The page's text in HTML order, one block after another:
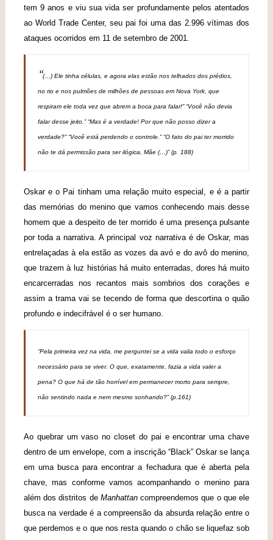
tem 9 anos e viu sua vida ser profundamente pelos atentados
ao World Trade Center, seu pai foi uma das 2.996 vítimas dos
ataques ocorridos em 11 de setembro de 2001.
“(…) Ele tinha células, e agora elas estão nos telhados dos prédios,
no rio e nos pulmões de milhões de pessoas em Nova York, que
respiram ele toda vez que abrem a boca para falar!” “Você não devia
falar desse jeito.” “Mas é a verdade! Por que não posso dizer a
verdade?” “Você está perdendo o controle.” “O fato do pai ter morrido
não te dá permissão para ser ilógica, Mãe (…)” (p. 188)
Oskar e o Pai tinham uma relação muito especial, e é a partir
das memórias do menino que vamos conhecendo mais desse
homem que a despeito de ter morrido é uma presença pulsante
por toda a narrativa. A principal voz narrativa é de Oskar, mas
entrelaçadas à ela estão as vozes da avó e do avô do menino,
que trazem à luz histórias há muito enterradas, dores há muito
encarcerradas nos recantos mais sombrios dos corações e
assim a trama vai se tecendo de forma que descortina o quão
profundo e indecifrável é o ser humano.
“Pela primeira vez na vida, me perguntei se a vida valia todo o esforço
necessário para se viver. O que, exatamente, fazia a vida valer a
pena? O que há de tão horrível em permanecer morto para sempre,
não sentindo nada e nem mesmo sonhando?” (p.161)
Ao quebrar um vaso no closet do pai e encontrar uma chave
dentro de um envelope, com a inscrição “Black” Oskar se lança
em uma busca para encontrar a fechadura que é aberta pela
chave, mas conforme vamos acompanhando o menino para
além dos distritos de Manhattancompreendemos que o que ele
busca na verdade é a compreensão da absurda relação entre o
que perdemos e o que nos resta quando o chão se liquefaz sob